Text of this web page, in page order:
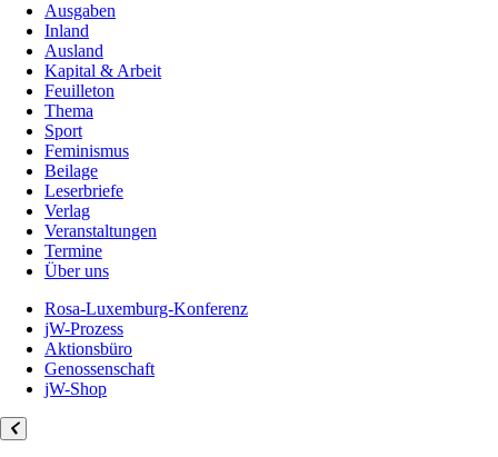
Ausgaben
Inland
Ausland
Kapital & Arbeit
Feuilleton
Thema
Sport
Feminismus
Beilage
Leserbriefe
Verlag
Veranstaltungen
Termine
Über uns
Rosa-Luxemburg-Konferenz
jW-Prozess
Aktionsbüro
Genossenschaft
jW-Shop